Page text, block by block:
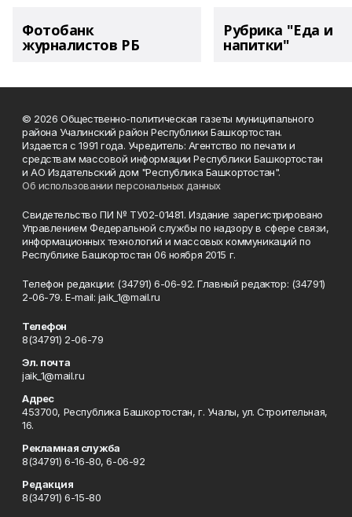
Фотобанк
журналистов РБ
Рубрика "Еда и
напитки"
© 2026 Общественно-политическая газеты муниципального
района Учалинский район Республики Башкортостан.
Издается с 1991 года. Учредитель: Агентство по печати и
средствам массовой информации Республики Башкортостан
и АО Издательский дом "Республика Башкортостан".
Об использовании персональных данных
Свидетельство ПИ № ТУ02-01481. Издание зарегистрировано
Управлением Федеральной службы по надзору в сфере связи,
информационных технологий и массовых коммуникаций по
Республике Башкортостан 06 ноября 2015 г.
Телефон редакции: (34791) 6-06-92. Главный редактор: (34791)
2-06-79. Е-mаil: jaik_1@mail.ru
Телефон
8(34791) 2-06-79
Эл. почта
jaik_1@mail.ru
Адрес
453700, Республика Башкортостан, г. Учалы, ул. Строительная,
16.
Рекламная служба
8(34791) 6-16-80, 6-06-92
Редакция
8(34791) 6-15-80